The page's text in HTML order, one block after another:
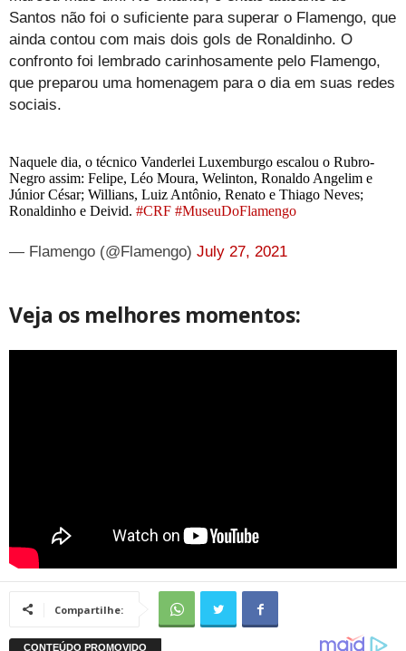
Santos não foi o suficiente para superar o Flamengo, que
ainda contou com mais dois gols de Ronaldinho. O
confronto foi lembrado carinhosamente pelo Flamengo,
que preparou uma homenagem para o dia em suas redes
sociais.
Naquele dia, o técnico Vanderlei Luxemburgo escalou o Rubro-
Negro assim: Felipe, Léo Moura, Welinton, Ronaldo Angelim e
Júnior César; Willians, Luiz Antônio, Renato e Thiago Neves;
Ronaldinho e Deivid. #CRF #MuseuDoFlamengo
— Flamengo (@Flamengo) July 27, 2021
Veja os melhores momentos:
Compartilhe: